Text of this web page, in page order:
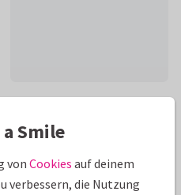
Karte
Smile
von Cookies auf deinem
verbessern, die Nutzung